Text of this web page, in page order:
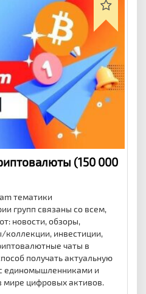
(150 000
тематики
групп связаны со всем,
новости, обзоры,
коллекции, инвестиции,
чаты в
получать актуальную
единомышленниками и
мире цифровых активов.